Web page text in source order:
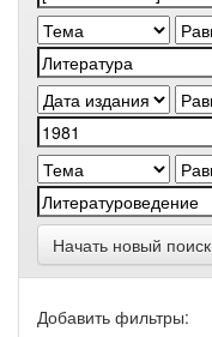
Начать новый поиск
Добавить фильтры: